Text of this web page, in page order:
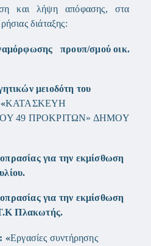
και λήψη απόφασης, στα
διάταξης:
προυπ/σμού οικ.
μειοδότη του
ΚΑΤΑΣΚΕΥΗ
49 ΠΡΟΚΡΙΤΩΝ» ΔΗΜΟΥ
για την εκμίσθωση
για την εκμίσθωση
Τ.Κ Πλακωτής.
«Εργασίες συντήρησης